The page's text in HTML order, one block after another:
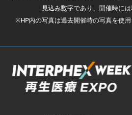
見込み数字であり、開催時に
※HP内の写真は過去開催時の写真を使用